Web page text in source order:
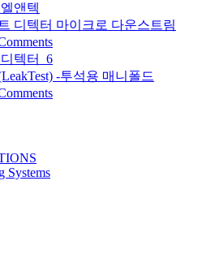
디텍터 마이크로 다운스트림
-투석용 매니폴드
Systems